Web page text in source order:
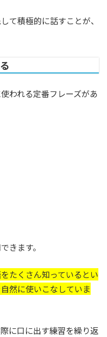
て積極的に話すことが、
われる定番フレーズがあ
きます。
たくさん知っているとい
然に使いこなしていま
に口に出す練習を繰り返